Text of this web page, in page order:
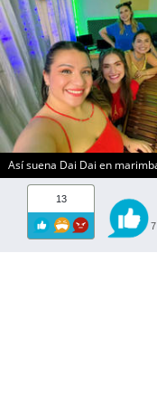
Así suena Dai Dai en
13
7